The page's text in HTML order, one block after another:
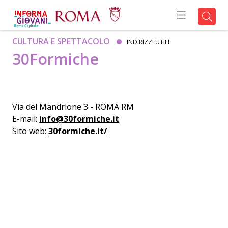
CULTURA E SPETTACOLO INDIRIZZI UTILI
30Formiche
Via del Mandrione 3 - ROMA RM
E-mail: info@30formiche.it
Sito web: 30formiche.it/